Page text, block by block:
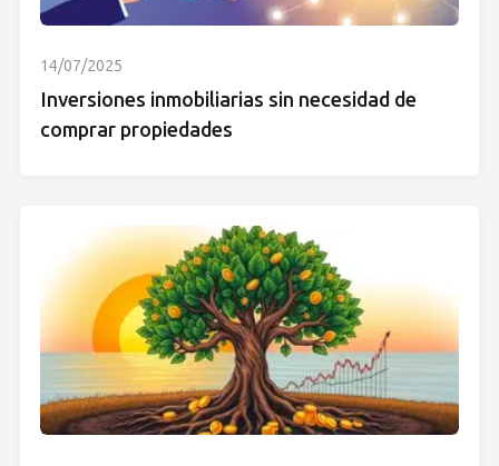
14/07/2025
Inversiones inmobiliarias sin necesidad de
comprar propiedades